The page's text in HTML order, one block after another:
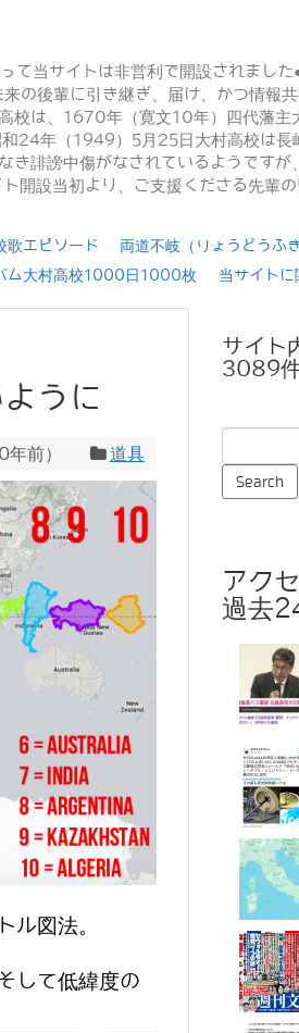
当サイトは非営利で開設されました
の後輩に引き継ぎ、届け、かつ情報
校は、1670年（寛文10年）四代藩主
24年（1949）5月25日大村高校は長
誹謗中傷がなされているようですが
開設当初より、ご支援くださる先輩
歌エピソード 両道不岐（りょうどうふ
ム大村高校1000日1000枚 当サイト
うに
年前） 道具
ル図法。
して低緯度の
サイト
3089
アク
過去